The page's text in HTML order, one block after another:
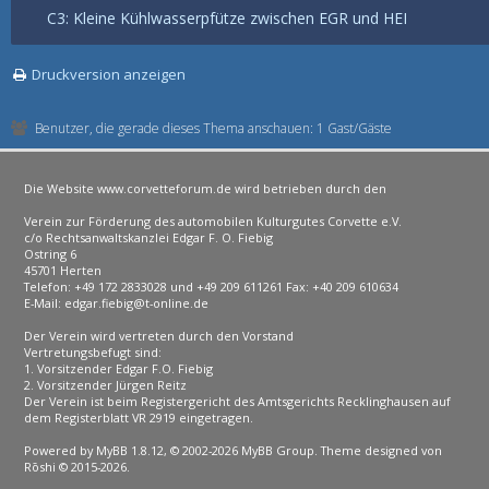
C3: Kleine Kühlwasserpfütze zwischen EGR und HEI
Druckversion anzeigen
Benutzer, die gerade dieses Thema anschauen: 1 Gast/Gäste
Die Website www.corvetteforum.de wird betrieben durch den
Verein zur Förderung des automobilen Kulturgutes Corvette e.V.
c/o Rechtsanwaltskanzlei Edgar F. O. Fiebig
Ostring 6
45701 Herten
Telefon: +49 172 2833028 und +49 209 611261 Fax: +40 209 610634
E-Mail: edgar.fiebig@t-online.de
Der Verein wird vertreten durch den Vorstand
Vertretungsbefugt sind:
1. Vorsitzender Edgar F.O. Fiebig
2. Vorsitzender Jürgen Reitz
Der Verein ist beim Registergericht des Amtsgerichts Recklinghausen auf
dem Registerblatt VR 2919 eingetragen.
Powered by MyBB 1.8.12, © 2002-2026 MyBB Group. Theme designed von
Rōshi © 2015-2026.